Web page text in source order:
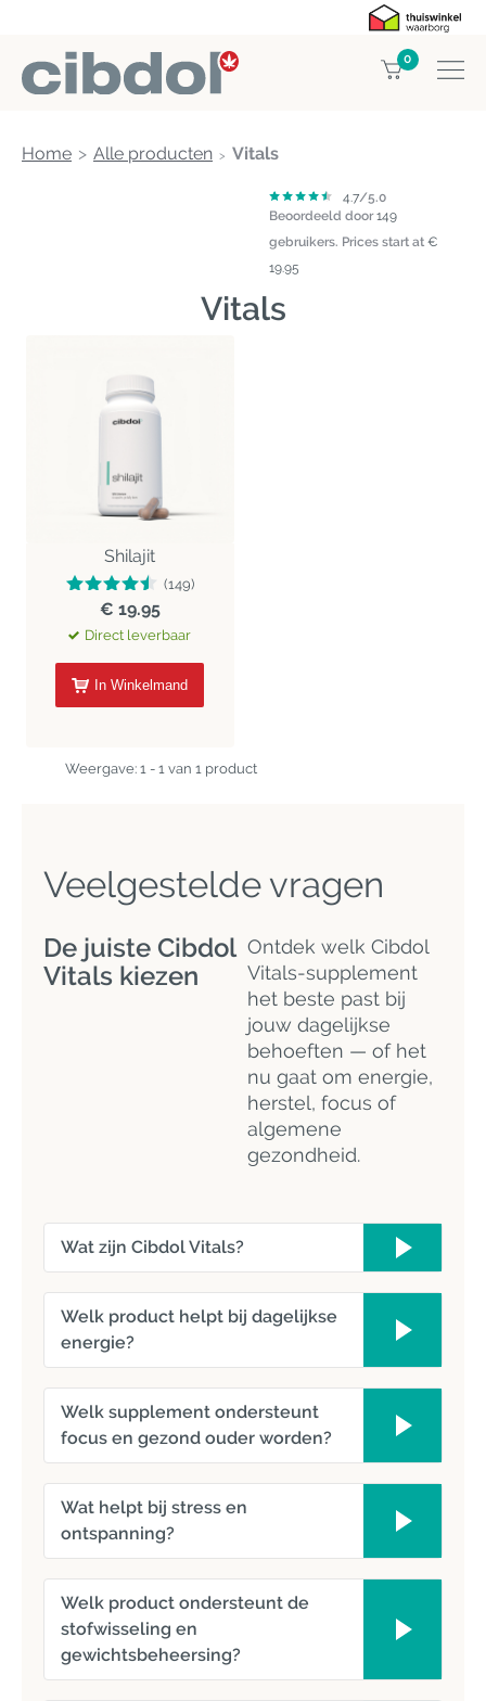
0
Home Alle producten Vitals
Vitals
4.7/5.0
Beoordeeld door149
gebruikers. Prices start at €
19.95
Shilajit
(149)
€ 19.95
Direct leverbaar
In Winkelmand
Weergave: 1 - 1 van 1 product
Veelgestelde vragen
De juiste Cibdol
Vitals kiezen
Ontdek welk Cibdol
Vitals-supplement
het beste past bij
jouw dagelijkse
behoeften — of het
nu gaat om energie,
herstel, focus of
algemene
gezondheid.
Wat zijn Cibdol Vitals?
Welk product helpt bij dagelijkse
energie?
Welk supplement ondersteunt
focus en gezond ouder worden?
Wat helpt bij stress en
ontspanning?
Welk product ondersteunt de
stofwisseling en
gewichtsbeheersing?